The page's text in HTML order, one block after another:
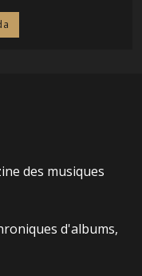
des musiques
d'albums,